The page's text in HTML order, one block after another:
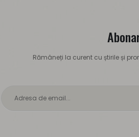
Rămâneți la curent cu știrile și